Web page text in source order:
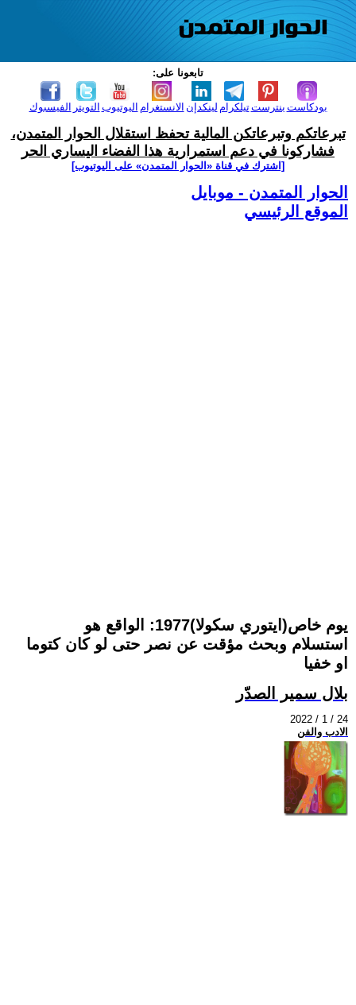
تابعونا على:
الفيسبوك التويتر اليوتيوب الانستغرام لينكدإن تيلكرامبنترست بودكاست
تبرعاتكم وتبرعاتكن المالية تحفظ استقلال الحوار المتمدن،
فشاركونا في دعم استمرارية هذا الفضاء اليساري الحر
[اشترك في قناة ‫«الحوار المتمدن» على اليوتيوب]
الحوار المتمدن - موبايل
الموقع الرئيسي
يوم خاص(ايتوري سكولا)1977: الواقع هو
استسلام وبحث مؤقت عن نصر حتى لو كان كتوما
او خفيا
بلال سمير الصدّر
2022 / 1 / 24
الادب والفن